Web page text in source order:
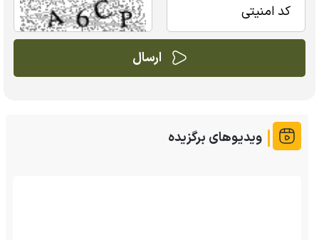
ویدیوهای برگزیده